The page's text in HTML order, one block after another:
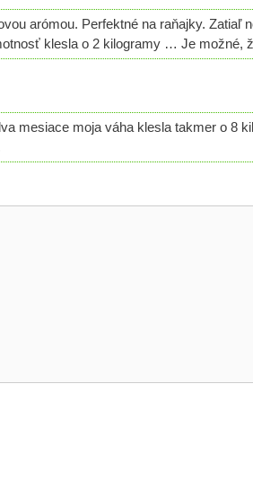
arómou. Perfektné na raňajky. Zatiaľ
klesla o 2 kilogramy … Je možné,
mesiace moja váha klesla takmer o 8